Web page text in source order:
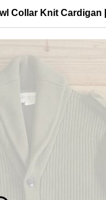
Collar Knit Cardigan